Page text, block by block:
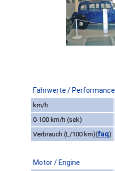
Fahrwerte / Performance
km/h
0-100 km/h (sek)
Verbrauch (L/100 km)(faq)
Motor / Engine